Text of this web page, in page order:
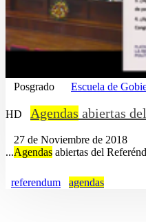
Posgrado Escuela de
HD Agendas abiertas
27 de Noviembre de 2018
...Agendas abiertas del
referendum agendas